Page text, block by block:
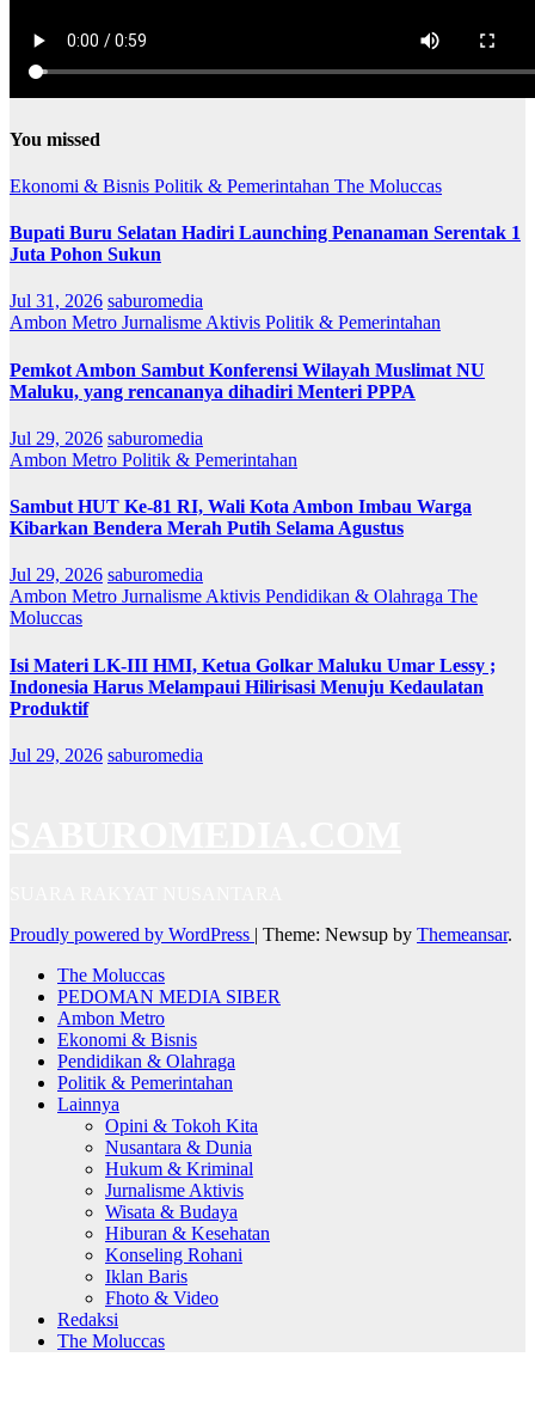
You missed
Ekonomi & Bisnis Politik & Pemerintahan The Moluccas
Bupati Buru Selatan Hadiri Launching Penanaman Serentak 1
Juta Pohon Sukun
Jul 31, 2026 saburomedia
Ambon Metro Jurnalisme Aktivis Politik & Pemerintahan
Pemkot Ambon Sambut Konferensi Wilayah Muslimat NU
Maluku, yang rencananya dihadiri Menteri PPPA
Jul 29, 2026 saburomedia
Ambon Metro Politik & Pemerintahan
Sambut HUT Ke-81 RI, Wali Kota Ambon Imbau Warga
Kibarkan Bendera Merah Putih Selama Agustus
Jul 29, 2026 saburomedia
Ambon Metro Jurnalisme Aktivis Pendidikan & Olahraga The
Moluccas
Isi Materi LK-III HMI, Ketua Golkar Maluku Umar Lessy ;
Indonesia Harus Melampaui Hilirisasi Menuju Kedaulatan
Produktif
Jul 29, 2026 saburomedia
Proudly powered by WordPress | Theme: Newsup by Themeansar.
The Moluccas
PEDOMAN MEDIA SIBER
Ambon Metro
Ekonomi & Bisnis
Pendidikan & Olahraga
Politik & Pemerintahan
Lainnya
Opini & Tokoh Kita
Nusantara & Dunia
Hukum & Kriminal
Jurnalisme Aktivis
Wisata & Budaya
Hiburan & Kesehatan
Konseling Rohani
Iklan Baris
Fhoto & Video
Redaksi
The Moluccas